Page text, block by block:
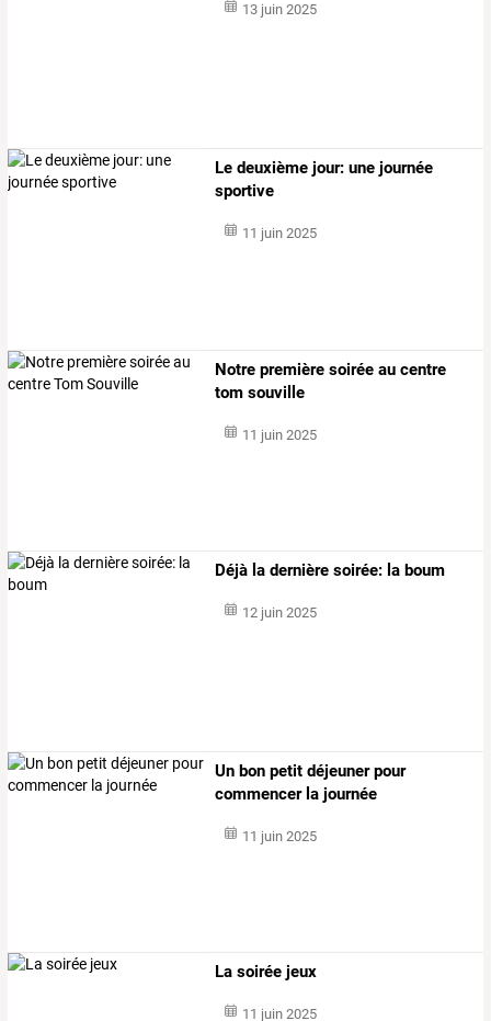
13 juin 2025
Le deuxième jour: une journée
sportive
11 juin 2025
Notre première soirée au centre
tom souville
11 juin 2025
Déjà la dernière soirée: la boum
12 juin 2025
Un bon petit déjeuner pour
commencer la journée
11 juin 2025
La soirée jeux
11 juin 2025